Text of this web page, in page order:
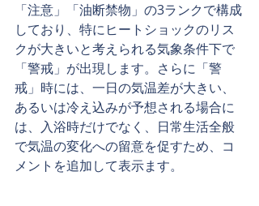
「注意」「油断禁物」の3ランクで構成
しており、特にヒートショックのリス
クが大きいと考えられる気象条件下で
「警戒」が出現します。さらに「警
戒」時には、一日の気温差が大きい、
あるいは冷え込みが予想される場合に
は、入浴時だけでなく、日常生活全般
で気温の変化への留意を促すため、コ
メントを追加して表示ます。